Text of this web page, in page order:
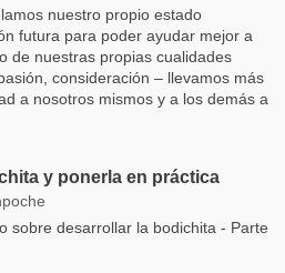
nuestro propio estado
futura para poder ayudar mejor a
de nuestras propias cualidades
consideración – llevamos más
a nosotros mismos y a los demás a
y ponerla en práctica
sobre desarrollar la bodichita - Parte